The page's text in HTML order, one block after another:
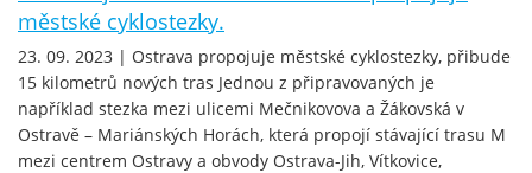
městské cyklostezky.
23. 09. 2023 | Ostrava propojuje městské cyklostezky, přibude
15 kilometrů nových tras Jednou z připravovaných je
například stezka mezi ulicemi Mečnikovova a Žákovská v
Ostravě – Mariánských Horách, která propojí stávající trasu M
mezi centrem Ostravy a obvody Ostrava-Jih, Vítkovice,